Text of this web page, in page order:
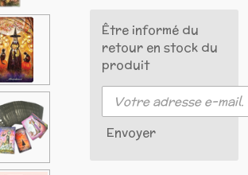
Être informé du
retour en stock du
produit
Envoyer